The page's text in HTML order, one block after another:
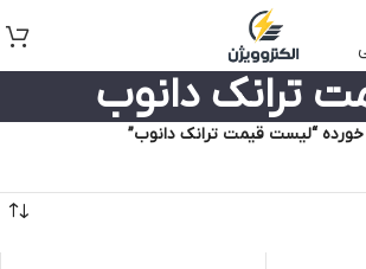
ترانک دانوب
“لیست قیمت ترانک دانوب”